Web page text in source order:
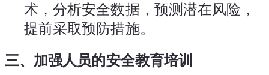
术，分析安全数据，预测潜在风险，
提前采取预防措施。
三、加强人员的安全教育培训